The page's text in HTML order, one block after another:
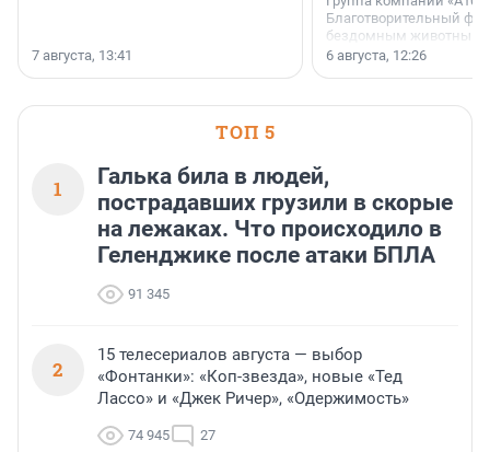
7 августа, 13:41
Благотворительный
бездомным животным
заключили соглашение
6 августа, 12:26
ТОП 5
1
Галька била в людей,
пострадавших грузили в скорые
на лежаках. Что происходило в
Геленджике после атаки БПЛА
91 345
2
15 телесериалов августа — выбор
«Фонтанки»: «Коп-звезда», новые «Тед
Лассо» и «Джек Ричер», «Одержимость»
74 945 27